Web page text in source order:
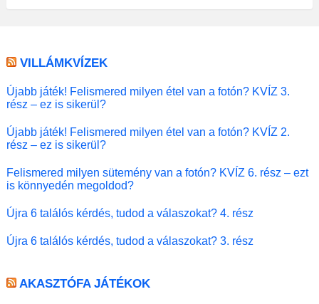
VILLÁMKVÍZEK
Újabb játék! Felismered milyen étel van a fotón? KVÍZ 3.
rész – ez is sikerül?
Újabb játék! Felismered milyen étel van a fotón? KVÍZ 2.
rész – ez is sikerül?
Felismered milyen sütemény van a fotón? KVÍZ 6. rész – ezt
is könnyedén megoldod?
Újra 6 találós kérdés, tudod a válaszokat? 4. rész
Újra 6 találós kérdés, tudod a válaszokat? 3. rész
AKASZTÓFA JÁTÉKOK